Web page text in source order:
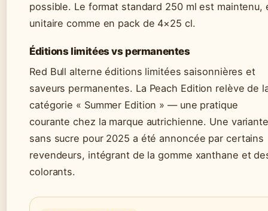
possible. Le format standard 250 ml est maintenu,
unitaire comme en pack de 4×25 cl.
Éditions limitées vs permanentes
Red Bull alterne éditions limitées saisonnières et
saveurs permanentes. La Peach Edition relève de
catégorie « Summer Edition » — une pratique
courante chez la marque autrichienne. Une variante
sans sucre pour 2025 a été annoncée par certains
revendeurs, intégrant de la gomme xanthane et
colorants.